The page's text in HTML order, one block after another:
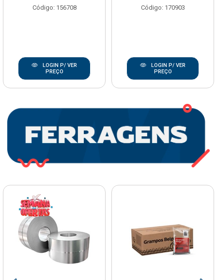
Código: 156708
LOGIN P/ VER
PREÇO
Código: 170903
LOGIN P/ VER
PREÇO